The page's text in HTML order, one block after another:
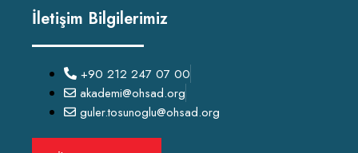
İletişim Bilgilerimiz
+90 212 247 07 00
akademi@ohsad.org
guler.tosunoglu@ohsad.org